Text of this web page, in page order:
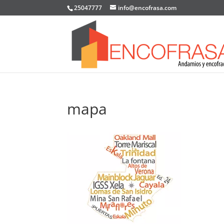
25047777 info@encofrasa.com
mapa